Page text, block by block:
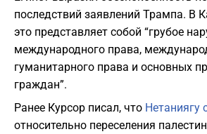
последствий заявлений Трампа. В
это представляет собой “грубое
международного права,
гуманитарного права и основных
граждан”.
Ранее Курсор писал, что Нетаниягу
относительно переселения